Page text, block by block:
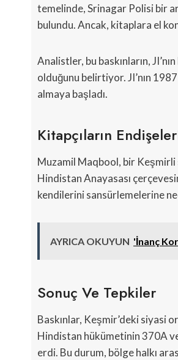
temelinde, Srinagar Polisi bir
bulundu. Ancak, kitaplara el
Analistler, bu baskınların,
olduğunu belirtiyor. JI’nın
almaya başladı.
Kitapçıların
Muzamil Maqbool, bir Keşmirli
Hindistan Anayasası
kendilerini sansürlemelerine
AYRICA OKUYUN 'İnanç
Sonuç Ve Tepkiler
Baskınlar, Keşmir’deki siyasi
Hindistan hükümetinin 370A
erdi. Bu durum, bölge halkı